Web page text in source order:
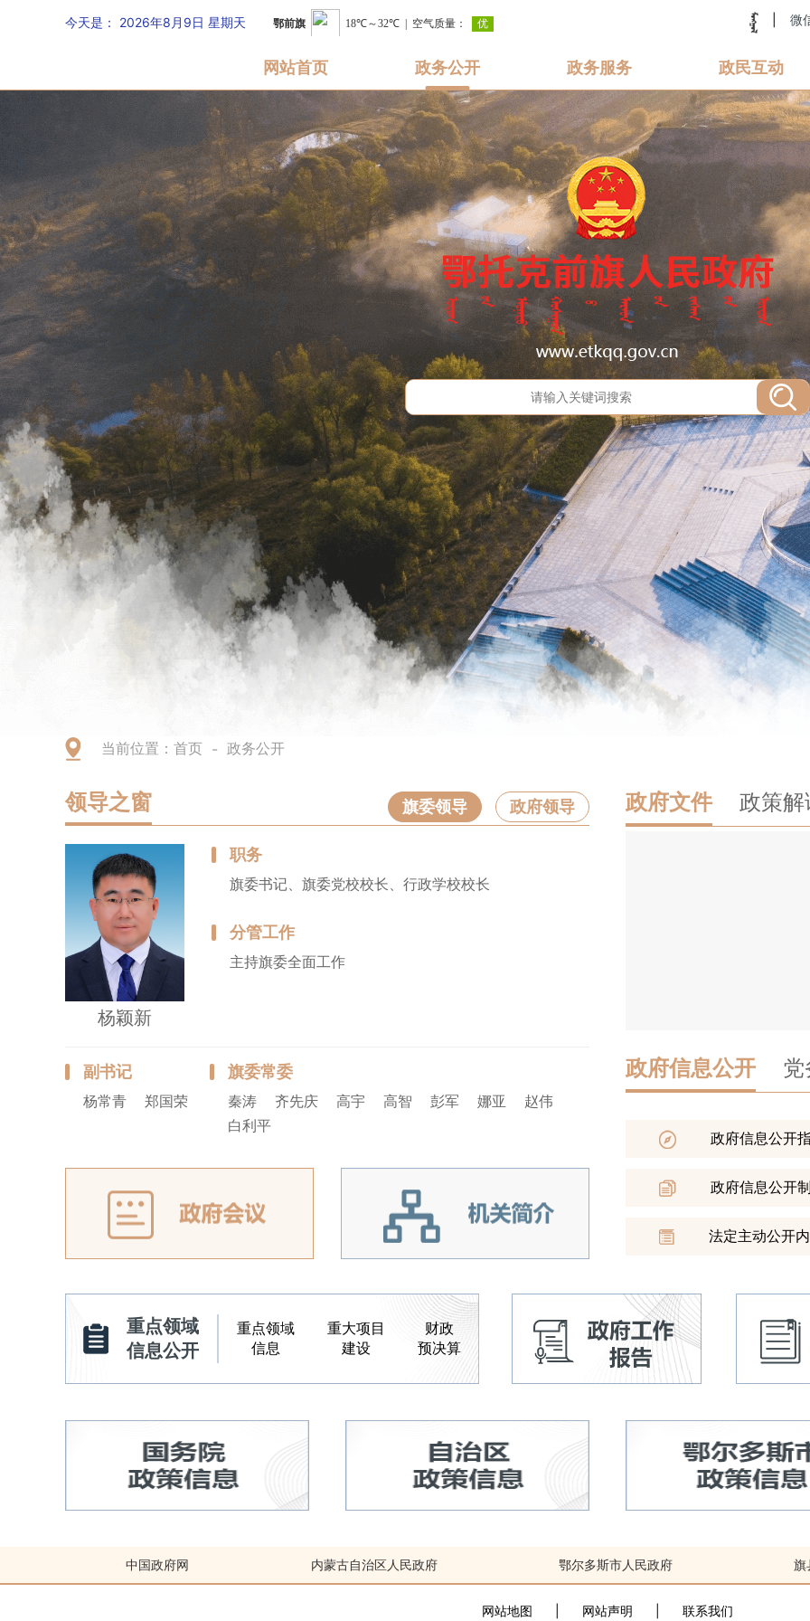
今天是： 2026年8月9日 星期天 微
网站首页 政务公开 政务服务 政民互动
当前位置： 首页 - 政务公开
领导之窗 旗委领导 政府领导
杨颖新
职务
旗委书记、旗委党校校长、行政学校校长
分管工作
主持旗委全面工作
副书记
杨常青 郑国荣
旗委常委
秦涛 齐先庆 高宇 高智 彭军 娜亚
赵伟
白利平
政府文件 政策解
政府信息公开
政府信息公开
政府信息公开
法定主动公开
重点领域
信息公开
重点领域
信息
重大项目
建设
财政
预决算
中国政府网 内蒙古自治区人民政府 鄂尔多斯市人民政府 旗
网站地图 网站声明 联系我们